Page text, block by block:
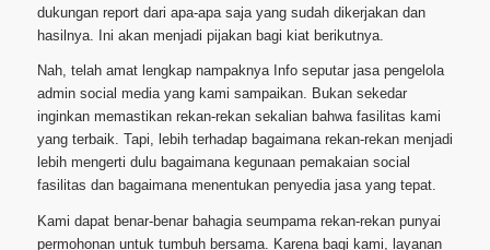
dukungan report dari apa-apa saja yang sudah dikerjakan dan
hasilnya. Ini akan menjadi pijakan bagi kiat berikutnya.
Nah, telah amat lengkap nampaknya Info seputar jasa pengelola
admin social media yang kami sampaikan. Bukan sekedar
inginkan memastikan rekan-rekan sekalian bahwa fasilitas kami
yang terbaik. Tapi, lebih terhadap bagaimana rekan-rekan menjadi
lebih mengerti dulu bagaimana kegunaan pemakaian social
fasilitas dan bagaimana menentukan penyedia jasa yang tepat.
Kami dapat benar-benar bahagia seumpama rekan-rekan punyai
permohonan untuk tumbuh bersama. Karena bagi kami, layanan